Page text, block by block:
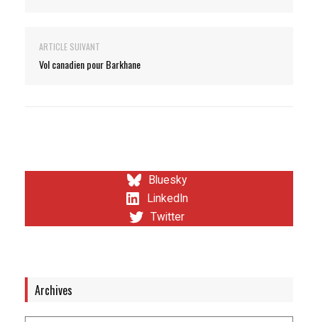
ARTICLE SUIVANT
Vol canadien pour Barkhane
Bluesky
LinkedIn
Twitter
Archives